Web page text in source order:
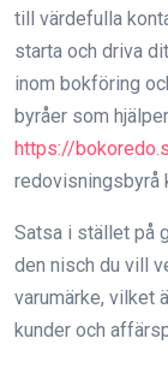
till värdefulla
starta och driva
inom bokföring
byråer som
https://
redovisningsbyrå
Satsa i stället på
den nisch du vill
varumärke, vilket
kunder och